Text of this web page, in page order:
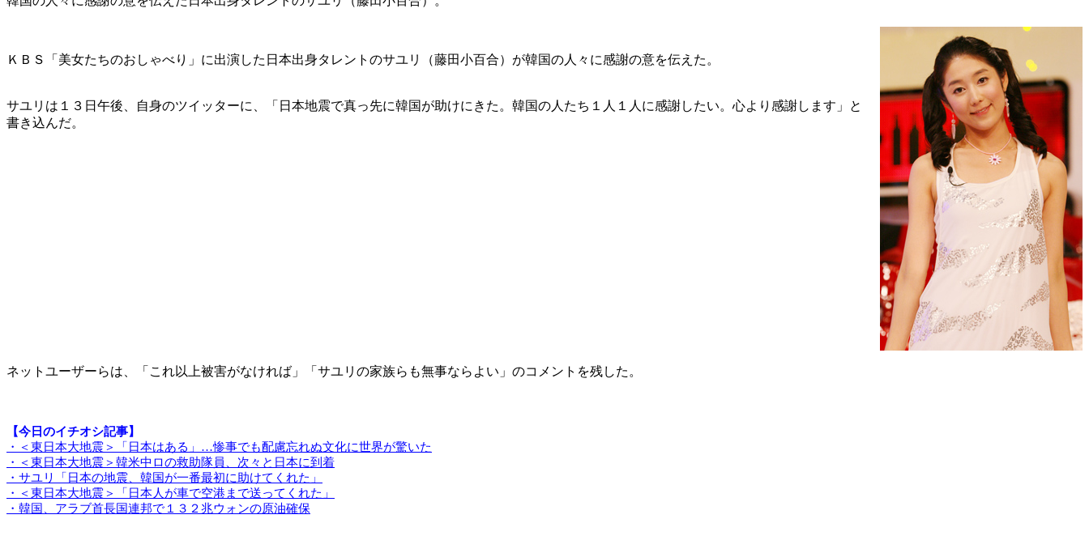
ＫＢＳ「美女たちのおしゃべり」に出演した日本出身タレントのサユリ（藤田小百合）が韓国の人々に感謝の意を伝えた。
サユリは１３日午後、自身のツイッターに、「日本地震で真っ先に韓国が助けにきた。韓国の人たち１人１人に感謝したい。心より感謝します」と
書き込んだ。
ネットユーザーらは、「これ以上被害がなければ」「サユリの家族らも無事ならよい」のコメントを残した。
【今日のイチオシ記事】
・＜東日本大地震＞「日本はある」…惨事でも配慮忘れぬ文化に世界が驚いた
・＜東日本大地震＞韓米中ロの救助隊員、次々と日本に到着
・サユリ「日本の地震、韓国が一番最初に助けてくれた」
・＜東日本大地震＞「日本人が車で空港まで送ってくれた」
・韓国、アラブ首長国連邦で１３２兆ウォンの原油確保